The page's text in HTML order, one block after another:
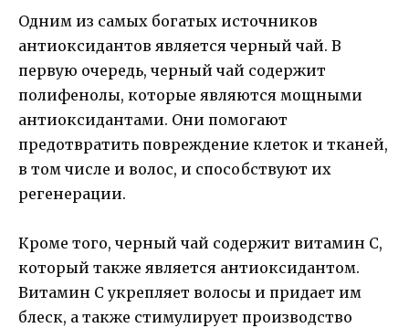
Одним из самых богатых источников
антиоксидантов является черный чай. В
первую очередь, черный чай содержит
полифенолы, которые являются мощными
антиоксидантами. Они помогают
предотвратить повреждение клеток и тканей,
в том числе и волос, и способствуют их
регенерации.
Кроме того, черный чай содержит витамин С,
который также является антиоксидантом.
Витамин С укрепляет волосы и придает им
блеск, а также стимулирует производство